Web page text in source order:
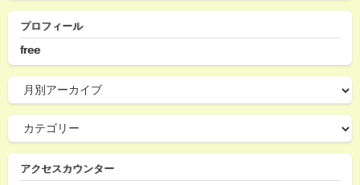
プロフィール
free
アクセスカウンター